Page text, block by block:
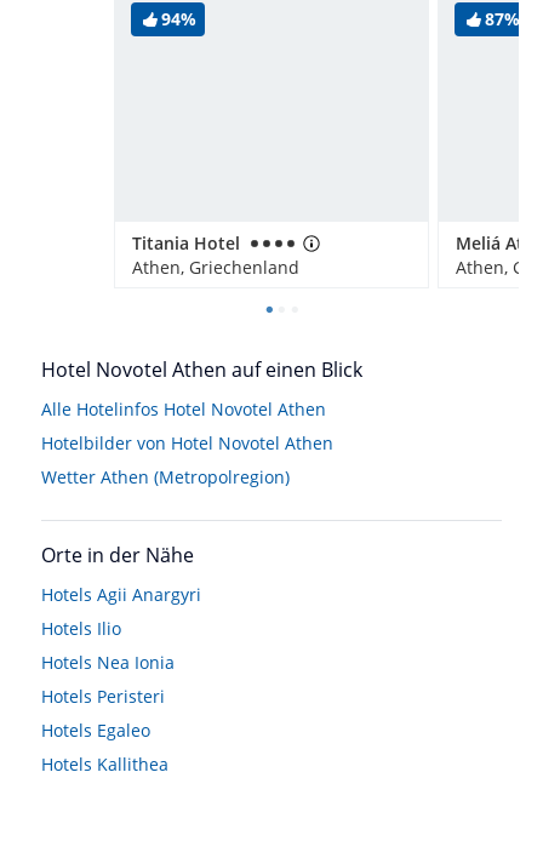
94%
Titania Hotel
Athen, Griechenland
87%
Meliá
Athen,
Hotel Novotel Athen auf einen Blick
Alle Hotelinfos Hotel Novotel Athen
Hotelbilder von Hotel Novotel Athen
Wetter Athen (Metropolregion)
Orte in der Nähe
Hotels Agii Anargyri
Hotels Ilio
Hotels Nea Ionia
Hotels Peristeri
Hotels Egaleo
Hotels Kallithea